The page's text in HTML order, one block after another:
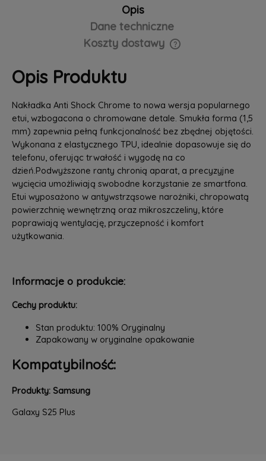
Opis
Dane techniczne
Koszty dostawy
Cena nie zawiera ewentualnych kosztów płatności
Opis Produktu
Nakładka Anti Shock Chrome to nowa wersja popularnego
etui, wzbogacona o chromowane detale. Smukła forma (1,5
mm) zapewnia pełną funkcjonalność bez zbędnej objętości.
Wykonana z elastycznego TPU, idealnie dopasowuje się do
telefonu, oferując trwałość i wygodę na co
dzień.Podwyższone ranty chronią aparat, a precyzyjne
wycięcia umożliwiają swobodne korzystanie ze smartfona.
Etui wyposażono w antywstrząsowe narożniki, chropowatą
powierzchnię wewnętrzną oraz mikroszczeliny, które
poprawiają wentylację, przyczepność i komfort
użytkowania.
Informacje o produkcie:
Cechy produktu:
Stan produktu: 100% Oryginalny
Zapakowany w oryginalne opakowanie
Kompatybilność:
Produkty: Samsung
Galaxy S25 Plus